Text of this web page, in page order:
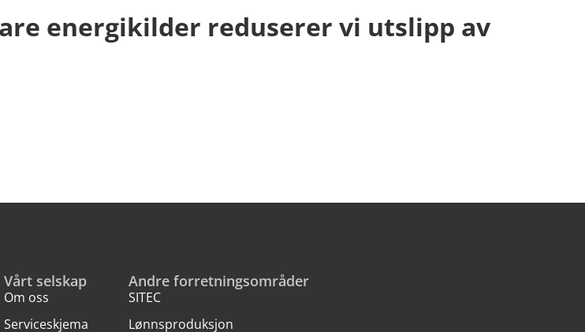
energikilder reduserer vi utslipp av
Vårt selskap
Om oss
Service­skjema
Andre forretningsområder
SITEC
Lønnsproduksjon